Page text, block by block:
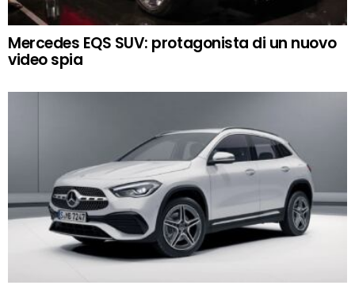
Mercedes EQS SUV: protagonista di un nuovo
video spia